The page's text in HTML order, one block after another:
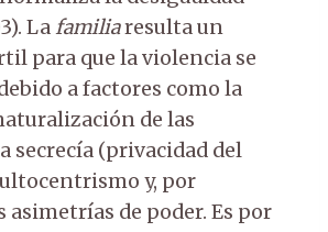
Lafamiliaresulta un
para que la violencia se
a factores como la
de las
secrecía (privacidad del
y, por
asimetrías de poder. Es por